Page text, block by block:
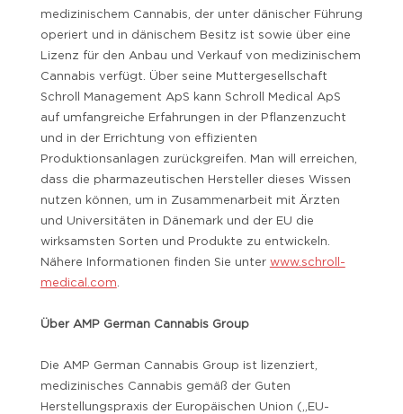
medizinischem Cannabis, der unter dänischer Führung
operiert und in dänischem Besitz ist sowie über eine
Lizenz für den Anbau und Verkauf von medizinischem
Cannabis verfügt. Über seine Muttergesellschaft
Schroll Management ApS kann Schroll Medical ApS
auf umfangreiche Erfahrungen in der Pflanzenzucht
und in der Errichtung von effizienten
Produktionsanlagen zurückgreifen. Man will erreichen,
dass die pharmazeutischen Hersteller dieses Wissen
nutzen können, um in Zusammenarbeit mit Ärzten
und Universitäten in Dänemark und der EU die
wirksamsten Sorten und Produkte zu entwickeln.
Nähere Informationen finden Sie unter www.schroll-
medical.com.
Über AMP German Cannabis Group
Die AMP German Cannabis Group ist lizenziert,
medizinisches Cannabis gemäß der Guten
Herstellungspraxis der Europäischen Union („EU-